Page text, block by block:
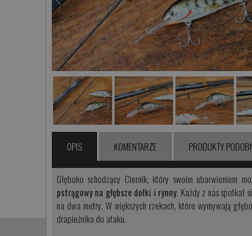
OPIS KOMENTARZE PRODUKTY
Głęboko schodzący Ciernik, który swoim ubarwieniem
pstrągowy na głębsze dołki i rynny. Każdy z nas spotkał
na dwa metry. W większych rzekach, które wymywają
drapieżnika do ataku.